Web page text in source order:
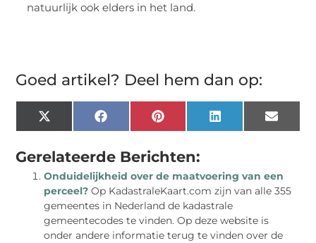
natuurlijk ook elders in het land.
Goed artikel? Deel hem dan op:
X
(Twitter)
FacebookPinterestLinkedInEmail
Gerelateerde Berichten:
Onduidelijkheid over de maatvoering van een
perceel? Op KadastraleKaart.com zijn van alle 355
gemeentes in Nederland de kadastrale
gemeentecodes te vinden. Op deze website is
onder andere informatie terug te vinden over de